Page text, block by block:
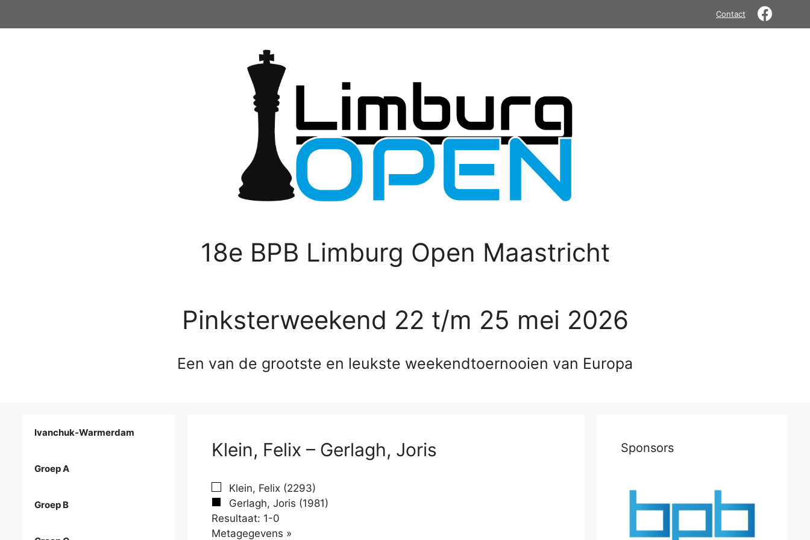
Contact
18e BPB Limburg Open Maastricht
Pinksterweekend 22 t/m 25 mei 2026
Een van de grootste en leukste weekendtoernooien van Europa
Klein, Felix – Gerlagh, Joris
Klein, Felix (2293)
Gerlagh, Joris (1981)
Resultaat: 1-0
Metagegevens »
Ivanchuk-Warmerdam
Groep A
Groep B
Sponsors